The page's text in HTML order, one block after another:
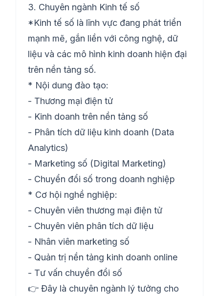
3. Chuyên ngành Kinh tế số
*Kinh tế số là lĩnh vực đang phát triển
mạnh mẽ, gắn liền với công nghệ, dữ
liệu và các mô hình kinh doanh hiện đại
trên nền tảng số.
* Nội dung đào tạo:
- Thương mại điện tử
- Kinh doanh trên nền tảng số
- Phân tích dữ liệu kinh doanh (Data
Analytics)
- Marketing số (Digital Marketing)
- Chuyển đổi số trong doanh nghiệp
* Cơ hội nghề nghiệp:
- Chuyên viên thương mại điện tử
- Chuyên viên phân tích dữ liệu
- Nhân viên marketing số
- Quản trị nền tảng kinh doanh online
- Tư vấn chuyển đổi số
👉 Đây là chuyên ngành lý tưởng cho